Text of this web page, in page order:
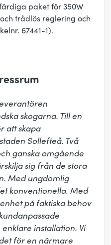
paket för 350W
trådlös reglering och
67441-1).
skogarna. Till en
att skapa
Sollefteå. Två
ganska omgående
sig från de stora
Med ungdomlig
konventionella. Med
på faktiska behov
installation. Vi
för en närmare